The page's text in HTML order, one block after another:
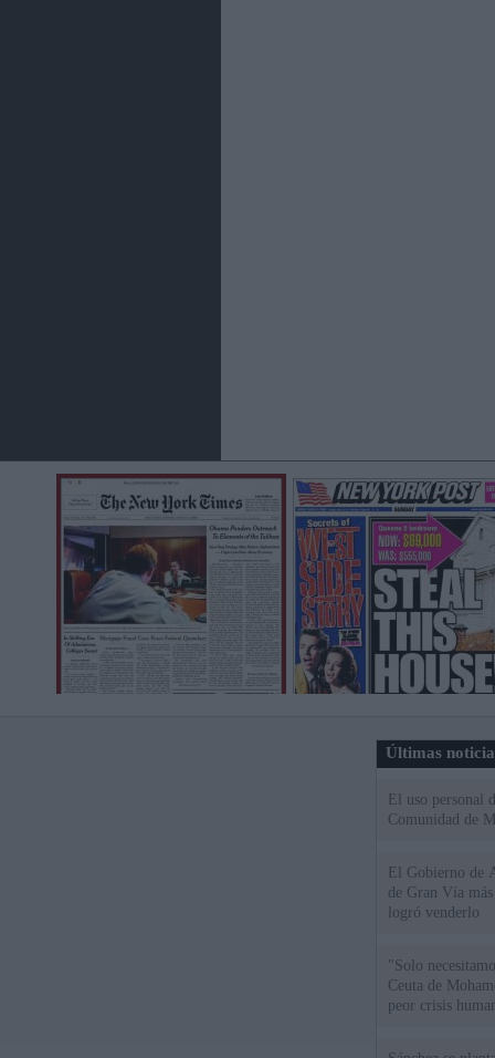
Últimas
El uso personal
Comunidad de
El Gobierno de
de Gran Vía
logró venderlo
"Solo
Ceuta de
peor crisis